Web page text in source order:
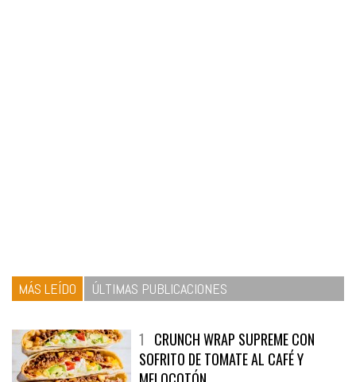
MÁS LEÍDO ÚLTIMAS PUBLICACIONES
1 CRUNCH WRAP SUPREME CON
SOFRITO DE TOMATE AL CAFÉ Y